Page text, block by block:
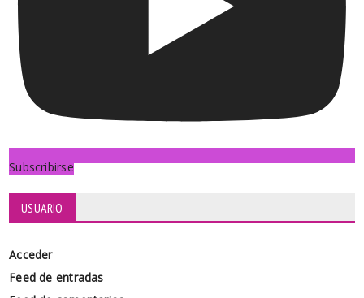
Subscribirse
USUARIO
Acceder
Feed de entradas